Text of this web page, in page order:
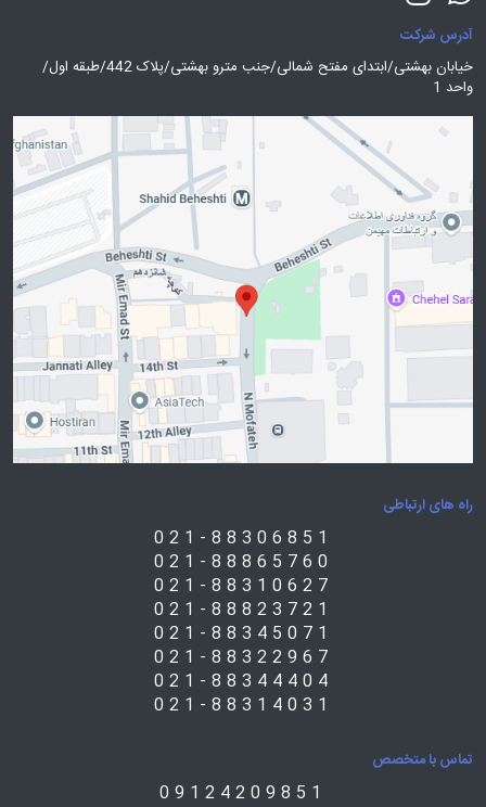
آدرس شرکت
خیابان بهشتی/ابتدای مفتح شمالی/جنب مترو بهشتی/پلاک 442/طبقه اول/
واحد 1
راه های ارتباطی
021-88306851
021-88865760
021-88310627
021-88823721
021-88345071
021-88322967
021-88344404
021-88314031
تماس با متخصص
09124209851